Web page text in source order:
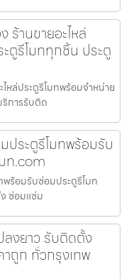
ร้านขายอะไหล่
ตูรีโมททุกชิ้น ประตู
ไหล่ประตูรีโมทพร้อมจำหน่าย
การรับติด
ประตูรีโมทพร้อมรับ
ท.com
พร้อมรับซ่อมประตูรีโมท
ซ่อมแซ่ม
ลงยาว รับติดตั้ง
ถูก ทั่วกรุงเทพ